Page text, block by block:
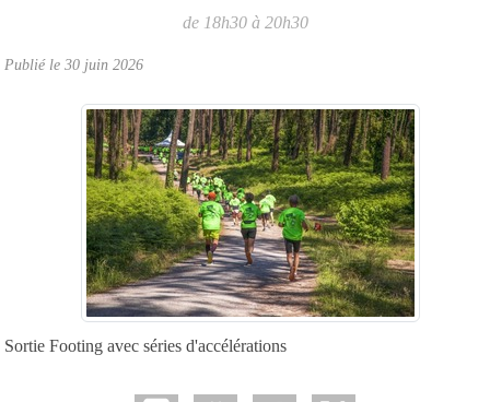
de 18h30 à 20h30
Publié le 30 juin 2026
Sortie Footing avec séries d'accélérations